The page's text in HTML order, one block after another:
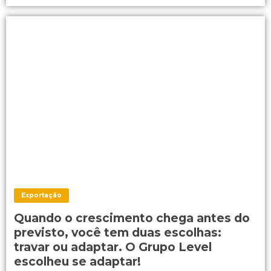
Exportação
Quando o crescimento chega antes do
previsto, você tem duas escolhas:
travar ou adaptar. O Grupo Level
escolheu se adaptar!